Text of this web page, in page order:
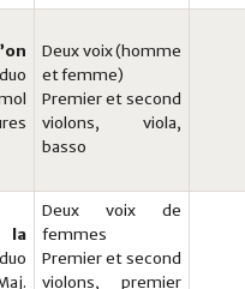
Deux voix (homme
et femme)
Premier et second
violons, viola,
basso
la
Deux voix de
femmes
Premier et second
violons, premier